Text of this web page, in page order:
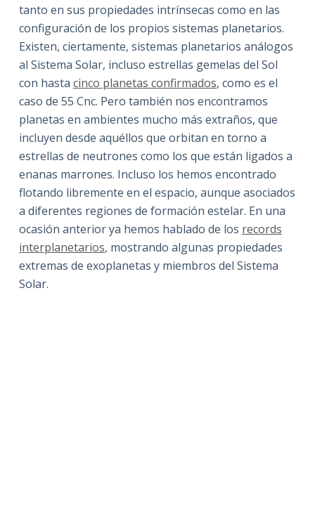
tanto en sus propiedades intrínsecas como en las
configuración de los propios sistemas planetarios.
Existen, ciertamente, sistemas planetarios análogos
al Sistema Solar, incluso estrellas gemelas del Sol
con hasta cinco planetas confirmados, como es el
caso de 55 Cnc. Pero también nos encontramos
planetas en ambientes mucho más extraños, que
incluyen desde aquéllos que orbitan en torno a
estrellas de neutrones como los que están ligados a
enanas marrones. Incluso los hemos encontrado
flotando libremente en el espacio, aunque asociados
a diferentes regiones de formación estelar. En una
ocasión anterior ya hemos hablado de los records
interplanetarios, mostrando algunas propiedades
extremas de exoplanetas y miembros del Sistema
Solar.